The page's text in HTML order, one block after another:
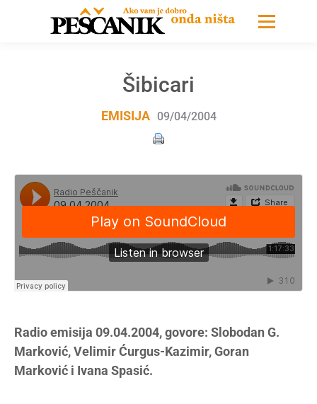
Šibicari
EMISIJA 09/04/2004
Radio emisija 09.04.2004, govore: Slobodan G.
Marković, Velimir Ćurgus-Kazimir, Goran
Marković i Ivana Spasić.